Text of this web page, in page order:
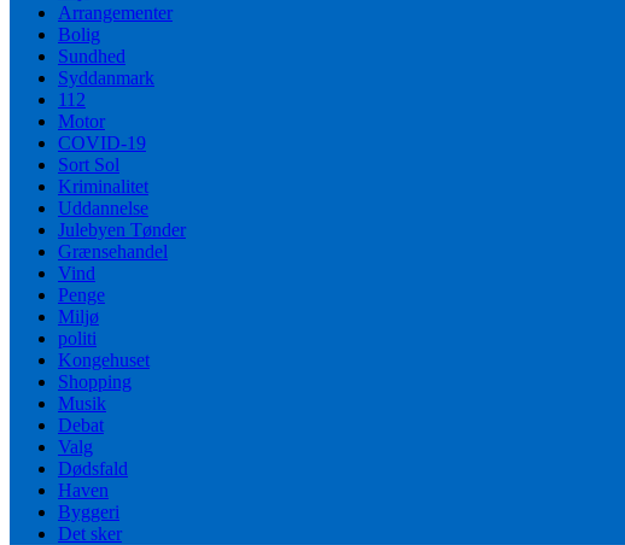
Arrangementer
Bolig
Sundhed
Syddanmark
112
Motor
COVID-19
Sort Sol
Kriminalitet
Uddannelse
Julebyen Tønder
Grænsehandel
Vind
Penge
Miljø
politi
Kongehuset
Shopping
Musik
Debat
Valg
Dødsfald
Haven
Byggeri
Det sker